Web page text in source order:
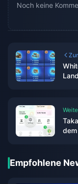
Noch keine
Empfohlene